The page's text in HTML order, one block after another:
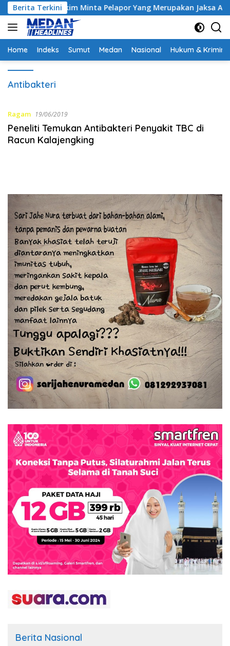
Langsung
ke
konten
Berita Terkini
Hakim Minta Pelapor Yang Merupakan Jaksa Agar
Home Indeks Sumut Medan Nasional Hukum &
Antibakteri
Ragam 19/06/2019
Peneliti Temukan Antibakteri Penyakit TBC di
Racun Kalajengking
Berita Nasional